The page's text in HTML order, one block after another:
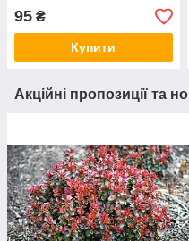
Berberis thunbergii Rose
Glow
95 ₴
Купити
Акційні пропозиції та